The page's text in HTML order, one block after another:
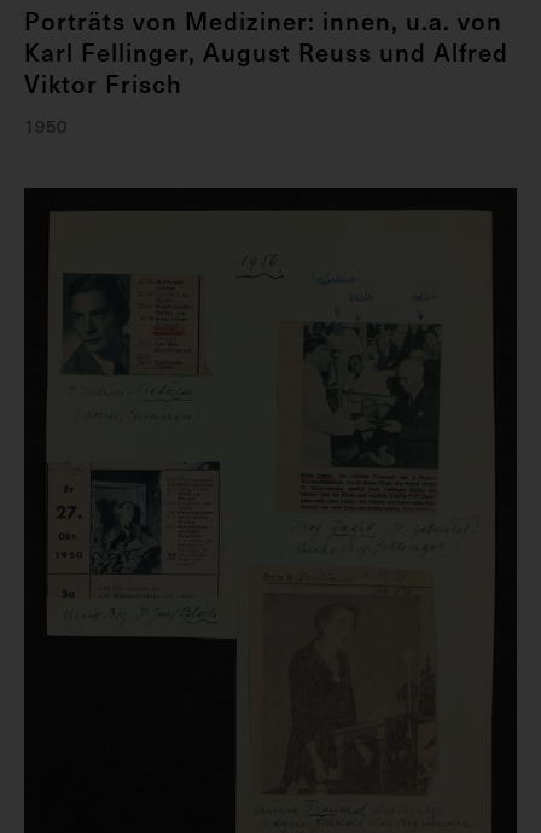
Porträts von Mediziner: innen, u.a. von
Karl Fellinger, August Reuss und Alfred
Viktor Frisch
1950